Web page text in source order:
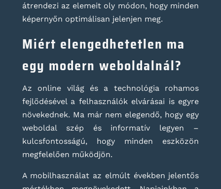
átrendezi az elemeit oly módon, hogy minden
képernyőn optimálisan jelenjen meg.
Miért elengedhetetlen ma
egy modern weboldalnál?
Az online világ és a technológia rohamos
fejlődésével a felhasználók elvárásai is egyre
növekednek. Ma már nem elegendő, hogy egy
weboldal szép és informatív legyen –
kulcsfontosságú, hogy minden eszközön
megfelelően működjön.
A mobilhasználat az elmúlt években jelentős